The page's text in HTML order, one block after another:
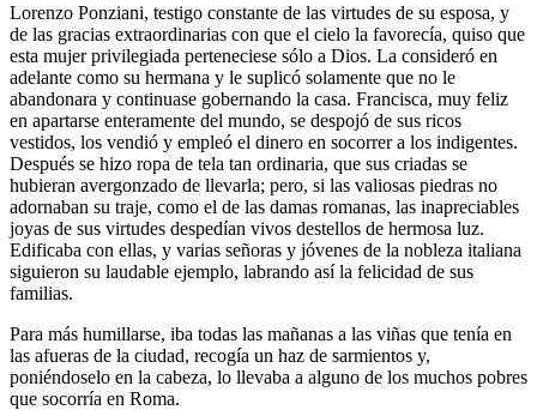
Lorenzo Ponziani, testigo constante de las virtudes de su esposa, y
de las gracias extraordinarias con que el cielo la favorecía, quiso que
esta mujer privilegiada perteneciese sólo a Dios. La consideró en
adelante como su hermana y le suplicó solamente que no le
abandonara y continuase gobernando la casa. Francisca, muy feliz
en apartarse enteramente del mundo, se despojó de sus ricos
vestidos, los vendió y empleó el dinero en socorrer a los indigentes.
Después se hizo ropa de tela tan ordi­naria, que sus criadas se
hubieran avergonzado de llevarla; pero, si las valiosas piedras no
adornaban su traje, como el de las damas romanas, las inapreciables
joyas de sus virtudes despedían vivos destellos de her­mosa luz.
Edificaba con ellas, y varias señoras y jóvenes de la nobleza ita­liana
siguieron su laudable ejemplo, labrando así la felicidad de sus
familias.
Para más humillarse, iba todas las mañanas a las viñas que tenía en
las afueras de la ciudad, recogía un haz de sarmientos y,
poniéndoselo en la cabeza, lo llevaba a alguno de los muchos pobres
que socorría en Roma.